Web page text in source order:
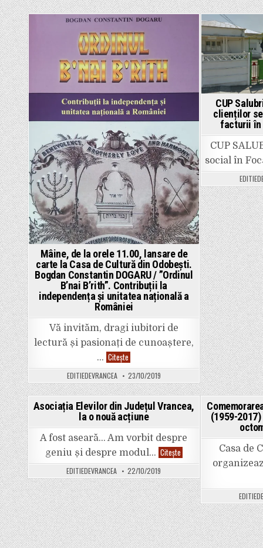
Posted
in
Mâine, de la orele 11.00, lansare de
carte la Casa de Cultură din Odobești.
Bogdan Constantin DOGARU / ”Ordinul
Bʼnai Bʼrith”. Contribuții la
independența și unitatea națională a
României
Vă invităm, dragi iubitori de
lectură și pasionați de cunoaștere,
… Citește
de
la
orele
11.00,
lansare
de
carte
la
Casa
de
Cultură
din
Odobești.
Bogdan
Constantin
DOGARU
/
”Ordinul
Bʼnai
Bʼrith”.
Contribuții
la
independența
și
EDITIEDEVRANCEA 23/10/2019
in
CUP
clienților
facturii în
CUP
social în
Posted
in
Asociația Elevilor din Județul Vrancea,
la o nouă acțiune
A fost aseară… Am vorbit despre
geniu și despre modul… CiteșteAsociația
Elevilor
din
Vrancea,
la
o
nouă
acțiune
EDITIEDEVRANCEA 22/10/2019
in
(1959-
Casa de